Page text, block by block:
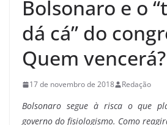
Bolsonaro e o
dá cá” do
Quem vencerá?
17 de novembro de 2018 Redação
Bolsonaro segue à risca o que
governo do fisiologismo. Como